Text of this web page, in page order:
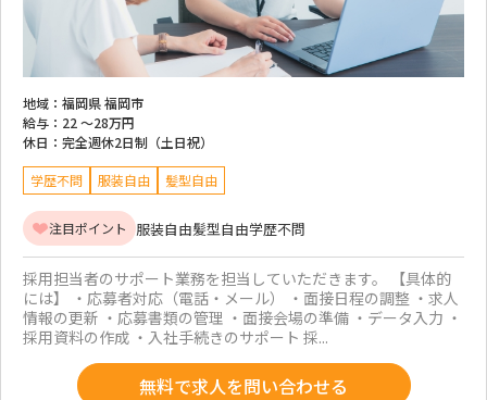
地域： 福岡県 福岡市
給与： 22 ～28万円
休日： 完全週休2日制（土日祝）
学歴不問 服装自由 髪型自由
注目ポイント 服装自由髪型自由学歴不問
採用担当者のサポート業務を担当していただきます。 【具体的
には】 ・応募者対応（電話・メール） ・面接日程の調整 ・求人
情報の更新 ・応募書類の管理 ・面接会場の準備 ・データ入力 ・
採用資料の作成 ・入社手続きのサポート 採...
無料で求人を問い合わせる